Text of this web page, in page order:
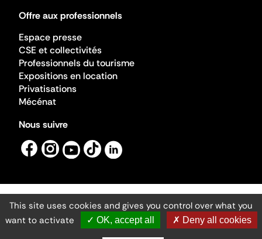
Offre aux professionnels
Espace presse
CSE et collectivités
Professionnels du tourisme
Expositions en location
Privatisations
Mécénat
Nous suivre
Mentions légales
Gestion des cookies
Accessibilité numérique
Ministère de la Culture ©2026
This site uses cookies and gives you control over what you
want to activate
✓ OK, accept all ✗ Deny all cookies